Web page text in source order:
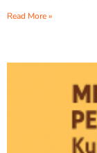
Read More »